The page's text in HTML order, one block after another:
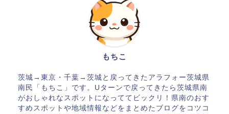
もちこ
茨城→東京・千葉→茨城と戻ってきたアラフォー茨城県
南民「もちこ」です。Uターンで戻ってきたら茨城県南
がおしゃれなスポットになっててビックリ！県南のおす
すめスポットや地域情報などをまとめたブログをコツコ